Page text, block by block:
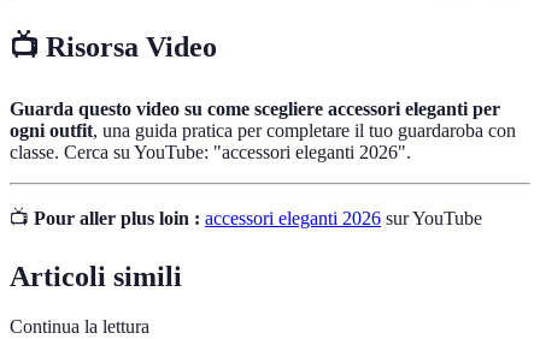
📺 Risorsa Video
Guarda questo video su come scegliere accessori eleganti per
ogni outfit, una guida pratica per completare il tuo guardaroba con
classe. Cerca su YouTube: "accessori eleganti 2026".
📺 Pour aller plus loin : accessori eleganti 2026 sur YouTube
Articoli simili
Continua la lettura